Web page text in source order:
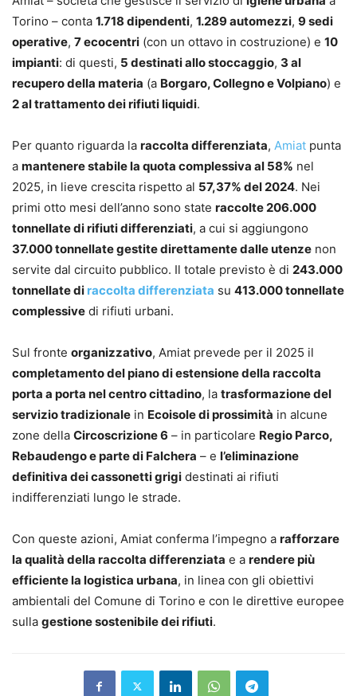
Torino – conta 1.718 dipendenti, 1.289 automezzi, 9 sedi
operative, 7 ecocentri (con un ottavo in costruzione) e 10
impianti: di questi, 5 destinati allo stoccaggio, 3 al
recupero della materia (a Borgaro, Collegno e Volpiano) e
2 al trattamento dei rifiuti liquidi.
Per quanto riguarda la raccolta differenziata, Amiat punta
a mantenere stabile la quota complessiva al 58% nel
2025, in lieve crescita rispetto al 57,37% del 2024. Nei
primi otto mesi dell’anno sono state raccolte 206.000
tonnellate di rifiuti differenziati, a cui si aggiungono
37.000 tonnellate gestite direttamente dalle utenze non
servite dal circuito pubblico. Il totale previsto è di 243.000
tonnellate di raccolta differenziata su 413.000 tonnellate
complessive di rifiuti urbani.
Sul fronte organizzativo, Amiat prevede per il 2025 il
completamento del piano di estensione della raccolta
porta a porta nel centro cittadino, la trasformazione del
servizio tradizionale in Ecoisole di prossimità in alcune
zone della Circoscrizione 6 – in particolare Regio Parco,
Rebaudengo e parte di Falchera – e l’eliminazione
definitiva dei cassonetti grigi destinati ai rifiuti
indifferenziati lungo le strade.
Con queste azioni, Amiat conferma l’impegno a rafforzare
la qualità della raccolta differenziata e a rendere più
efficiente la logistica urbana, in linea con gli obiettivi
ambientali del Comune di Torino e con le direttive europee
sulla gestione sostenibile dei rifiuti.